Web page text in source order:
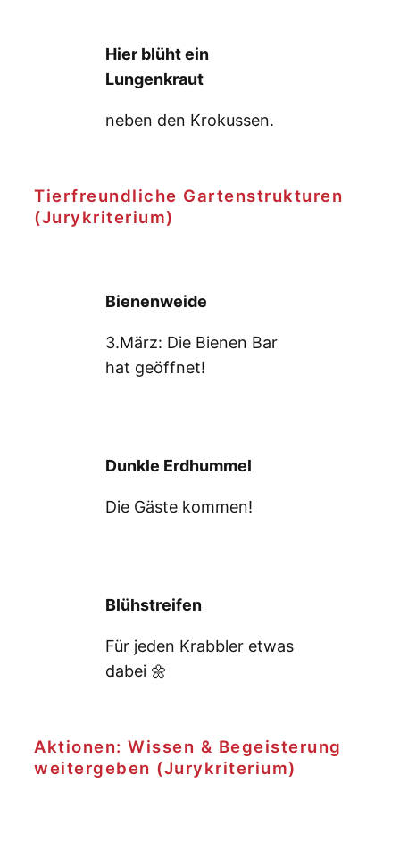
Hier blüht ein
Lungenkraut
neben den Krokussen.
Tierfreundliche Gartenstrukturen
(Jurykriterium)
Bienenweide
3.März: Die Bienen Bar
hat geöffnet!
Dunkle Erdhummel
Die Gäste kommen!
Blühstreifen
Für jeden Krabbler etwas
dabei 🌼
Aktionen: Wissen & Begeisterung
weitergeben (Jurykriterium)